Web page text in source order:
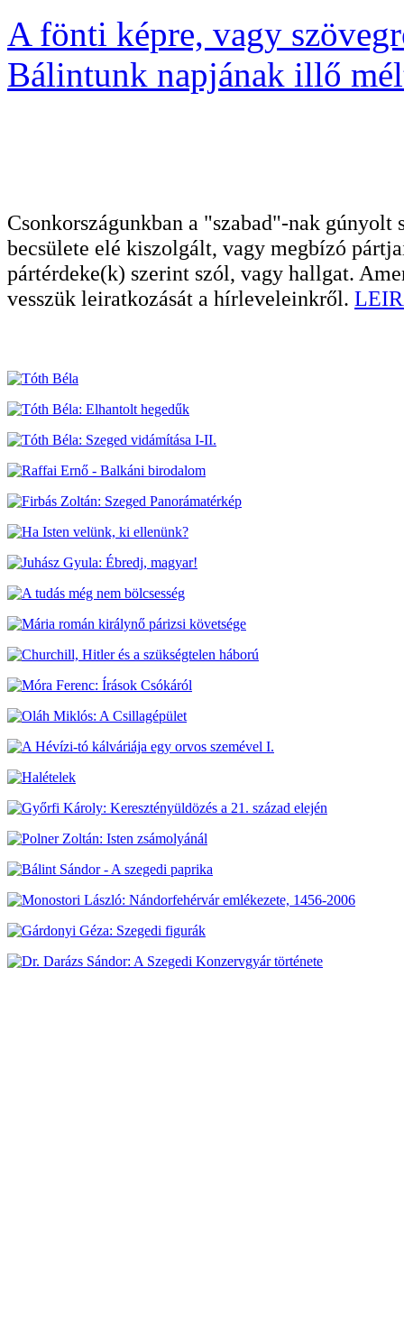
A fönti képre, vagy
Bálintunk napjának illő
Csonkországunkban a "szabad"-nak
becsülete elé kiszolgált, vagy megbízó
pártérdeke(k) szerint szól, vagy hallgat.
vesszük leiratkozását a hírleveleinkről.